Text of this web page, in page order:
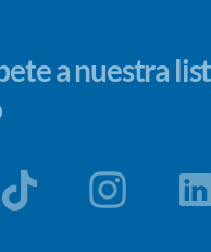
a nuestra